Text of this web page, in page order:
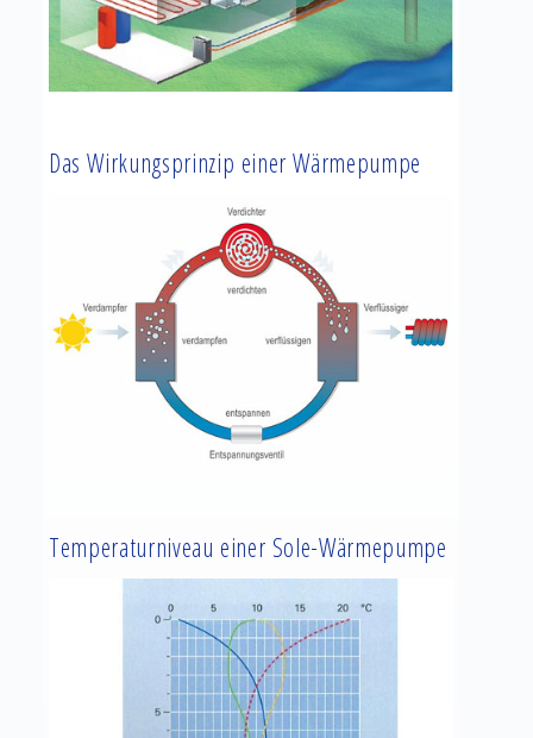
Das Wirkungsprinzip einer Wärmepumpe
Temperaturniveau einer Sole-Wärmepumpe